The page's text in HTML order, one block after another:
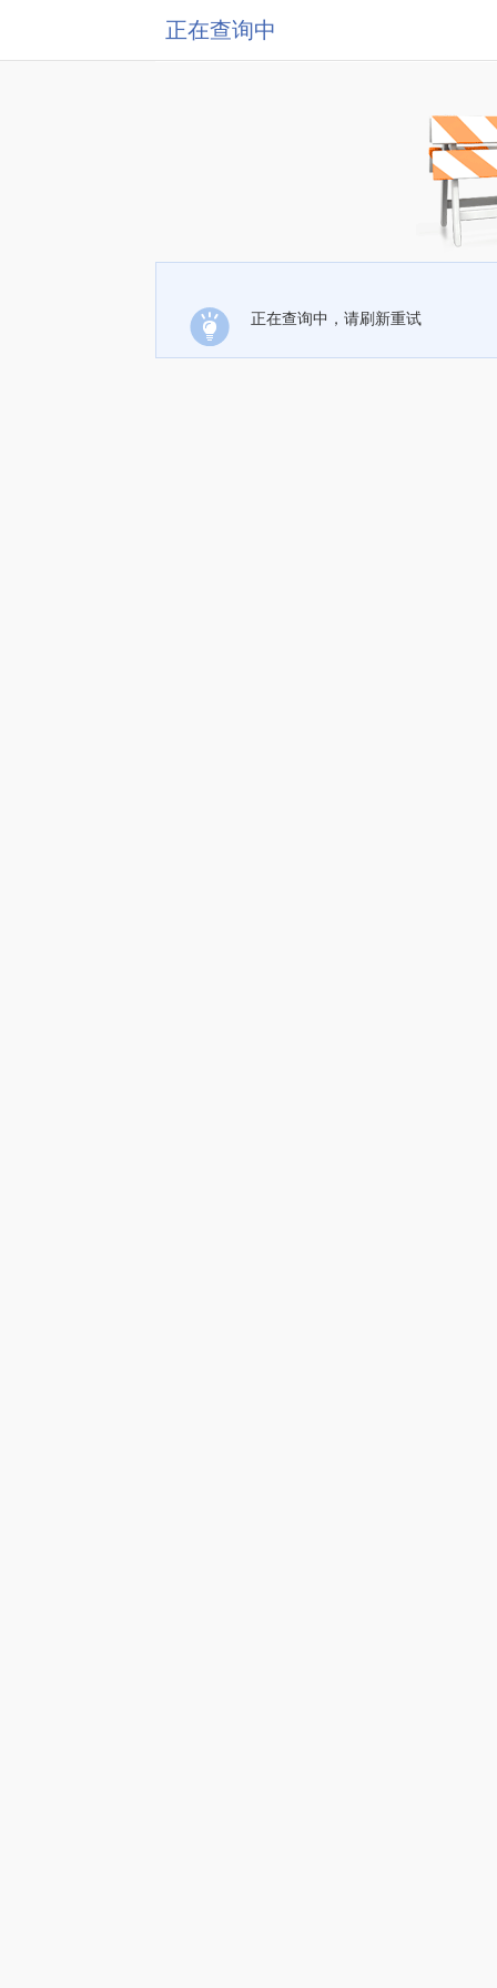
正在查询中
正在查询中，请刷新重试